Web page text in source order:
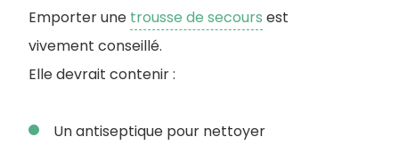
Emporter une trousse de secours est
vivement conseillé.
Elle devrait contenir :
Un antiseptique pour nettoyer